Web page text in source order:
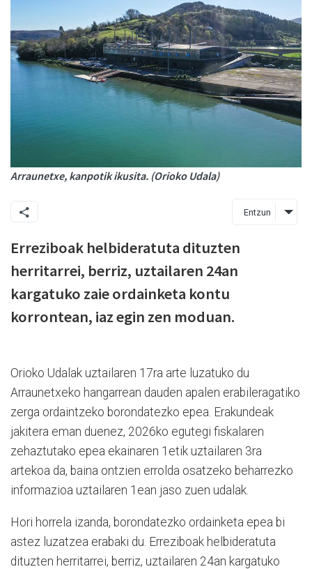
Arraunetxe, kanpotik ikusita. (Orioko Udala)
Entzun
Erreziboak helbideratuta dituzten
herritarrei, berriz, uztailaren 24an
kargatuko zaie ordainketa kontu
korrontean, iaz egin zen moduan.
Orioko Udalak uztailaren 17ra arte luzatuko du
Arraunetxeko hangarrean dauden apalen erabileragatiko
zerga ordaintzeko borondatezko epea. Erakundeak
jakitera eman duenez, 2026ko egutegi fiskalaren
zehaztutako epea ekainaren 1etik uztailaren 3ra
artekoa da, baina ontzien errolda osatzeko beharrezko
informazioa uztailaren 1ean jaso zuen udalak.
Hori horrela izanda, borondatezko ordainketa epea bi
astez luzatzea erabaki du. Erreziboak helbideratuta
dituzten herritarrei, berriz, uztailaren 24an kargatuko